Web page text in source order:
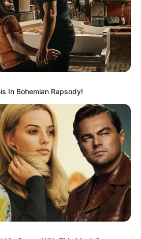
ΔΗΜΟΦΙΛΗ
In Bohemian Rapsody!